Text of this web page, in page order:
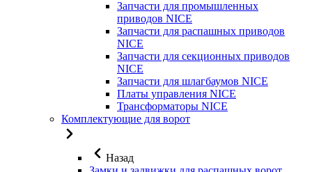
Запчасти для промышленных
приводов NICE
Запчасти для распашных приводов
NICE
Запчасти для секционных приводов
NICE
Запчасти для шлагбаумов NICE
Платы управления NICE
Трансформаторы NICE
Комплектующие для ворот
Назад